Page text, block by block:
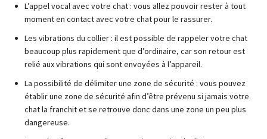
L’appel vocal avec votre chat : vous allez pouvoir rester à tout
moment en contact avec votre chat pour le rassurer.
Les vibrations du collier : il est possible de rappeler votre chat
beaucoup plus rapidement que d’ordinaire, car son retour est
relié aux vibrations qui sont envoyées à l’appareil.
La possibilité de délimiter une zone de sécurité : vous pouvez
établir une zone de sécurité afin d’être prévenu si jamais votre
chat la franchit et se retrouve donc dans une zone un peu plus
dangereuse.